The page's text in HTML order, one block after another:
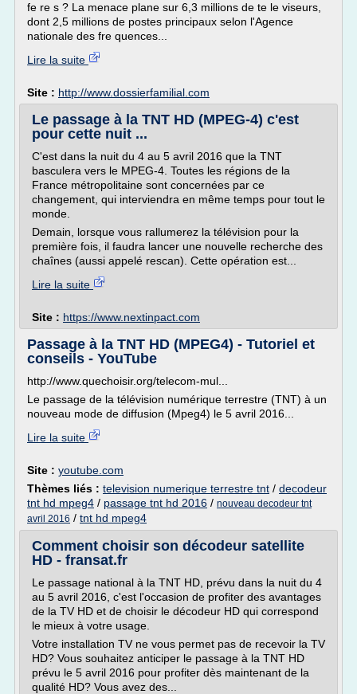
fe re s ? La menace plane sur 6,3 millions de te le viseurs,
dont 2,5 millions de postes principaux selon l'Agence
nationale des fre quences...
Lire la suite
Site : http://www.dossierfamilial.com
Le passage à la TNT HD (MPEG-4) c'est
pour cette nuit ...
C'est dans la nuit du 4 au 5 avril 2016 que la TNT
basculera vers le MPEG-4. Toutes les régions de la
France métropolitaine sont concernées par ce
changement, qui interviendra en même temps pour tout le
monde.
Demain, lorsque vous rallumerez la télévision pour la
première fois, il faudra lancer une nouvelle recherche des
chaînes (aussi appelé rescan). Cette opération est...
Lire la suite
Site : https://www.nextinpact.com
Passage à la TNT HD (MPEG4) - Tutoriel et
conseils - YouTube
http://www.quechoisir.org/telecom-mul...
Le passage de la télévision numérique terrestre (TNT) à un
nouveau mode de diffusion (Mpeg4) le 5 avril 2016...
Lire la suite
Site : youtube.com
Thèmes liés : television numerique terrestre tnt / decodeur
tnt hd mpeg4 / passage tnt hd 2016 / nouveau decodeur tnt
avril 2016 / tnt hd mpeg4
Comment choisir son décodeur satellite
HD - fransat.fr
Le passage national à la TNT HD, prévu dans la nuit du 4
au 5 avril 2016, c'est l'occasion de profiter des avantages
de la TV HD et de choisir le décodeur HD qui correspond
le mieux à votre usage.
Votre installation TV ne vous permet pas de recevoir la TV
HD? Vous souhaitez anticiper le passage à la TNT HD
prévu le 5 avril 2016 pour profiter dès maintenant de la
qualité HD? Vous avez des...